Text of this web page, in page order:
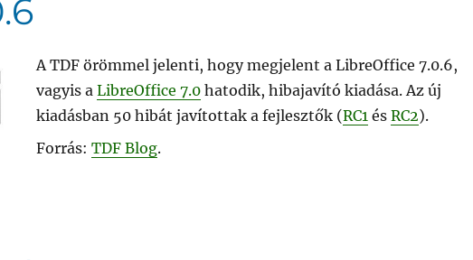
A TDF örömmel jelenti, hogy megjelent a LibreOffice 7.0.6,
vagyis a LibreOffice 7.0hatodik, hibajavító kiadása. Az új
kiadásban 50 hibát javítottak a fejlesztők (RC1 és RC2).
Forrás: TDF Blog.